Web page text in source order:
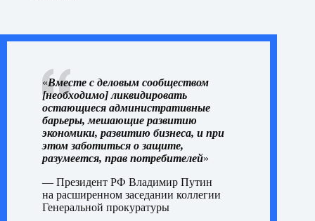
«Вместе с деловым сообществом
[необходимо] ликвидировать
остающиеся административные
барьеры, мешающие развитию
экономики, развитию бизнеса, и при
этом заботиться о защите,
разумеется, прав потребителей»
— Президент РФ Владимир Путин
на расширенном заседании коллегии
Генеральной прокуратуры